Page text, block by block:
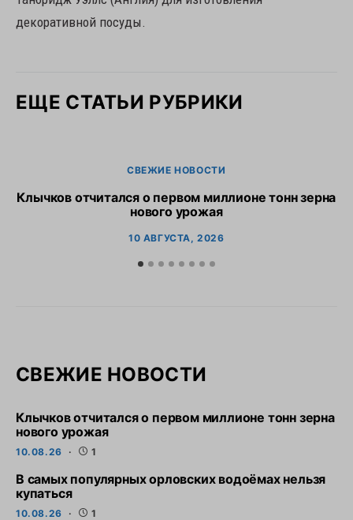
декоративной посуды.
ЕЩЕ СТАТЬИ РУБРИКИ
СВЕЖИЕ НОВОСТИ
Клычков отчитался о первом миллионе тонн зерна
нового урожая
10 АВГУСТА, 2026
СВЕЖИЕ НОВОСТИ
Клычков отчитался о первом миллионе тонн зерна
нового урожая
10.08.26 1
В самых популярных орловских водоёмах нельзя
купаться
10.08.26 1